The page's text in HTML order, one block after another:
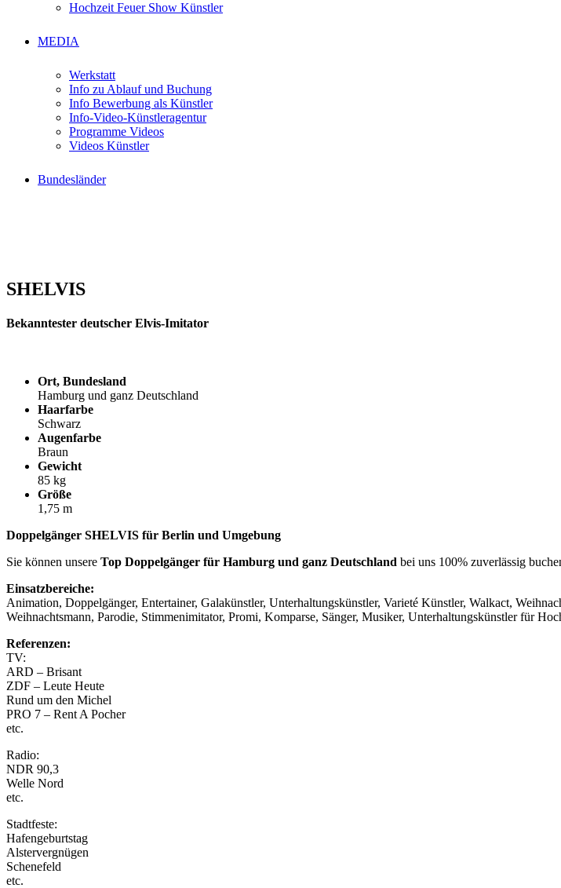
Hochzeit Feuer Show Künstler
MEDIA
Werkstatt
Info zu Ablauf und Buchung
Info Bewerbung als Künstler
Info-Video-Künstleragentur
Programme Videos
Videos Künstler
Bundesländer
SHELVIS
Bekanntester deutscher Elvis-Imitator
Ort, Bundesland
Hamburg und ganz Deutschland
Haarfarbe
Schwarz
Augenfarbe
Braun
Gewicht
85 kg
Größe
1,75 m
Doppelgänger SHELVIS für Berlin und Umgebung
Sie können unsere Top Doppelgänger für Hamburg und ganz Deutschland bei uns 100% zuverlässig
Einsatzbereiche:
Animation, Doppelgänger, Entertainer, Galakünstler, Unterhaltungskünstler, Varieté Künstler, Walkact,
Weihnachtsmann, Parodie, Stimmenimitator, Promi, Komparse, Sänger, Musiker, Unterhaltungskünstler für
Referenzen:
TV:
ARD – Brisant
ZDF – Leute Heute
Rund um den Michel
PRO 7 – Rent A Pocher
etc.
Radio:
NDR 90,3
Welle Nord
etc.
Stadtfeste:
Hafengeburtstag
Alstervergnügen
Schenefeld
etc.